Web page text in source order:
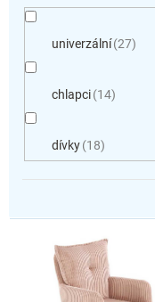
univerzální 27
chlapci 14
dívky 18
V